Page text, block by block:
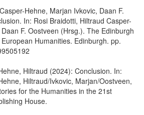
Hehne, Marjan Ivkovic, Daan F.
In: Rosi Braidotti, Hiltraud Casper-
F. Oostveen (Hrsg.). The Edinburgh
Humanities. Edinburgh. pp.
Hiltraud (2024): Conclusion. In:
Hiltraud/Ivkovic, Marjan/Oostveen,
for the Humanities in the 21st
House.